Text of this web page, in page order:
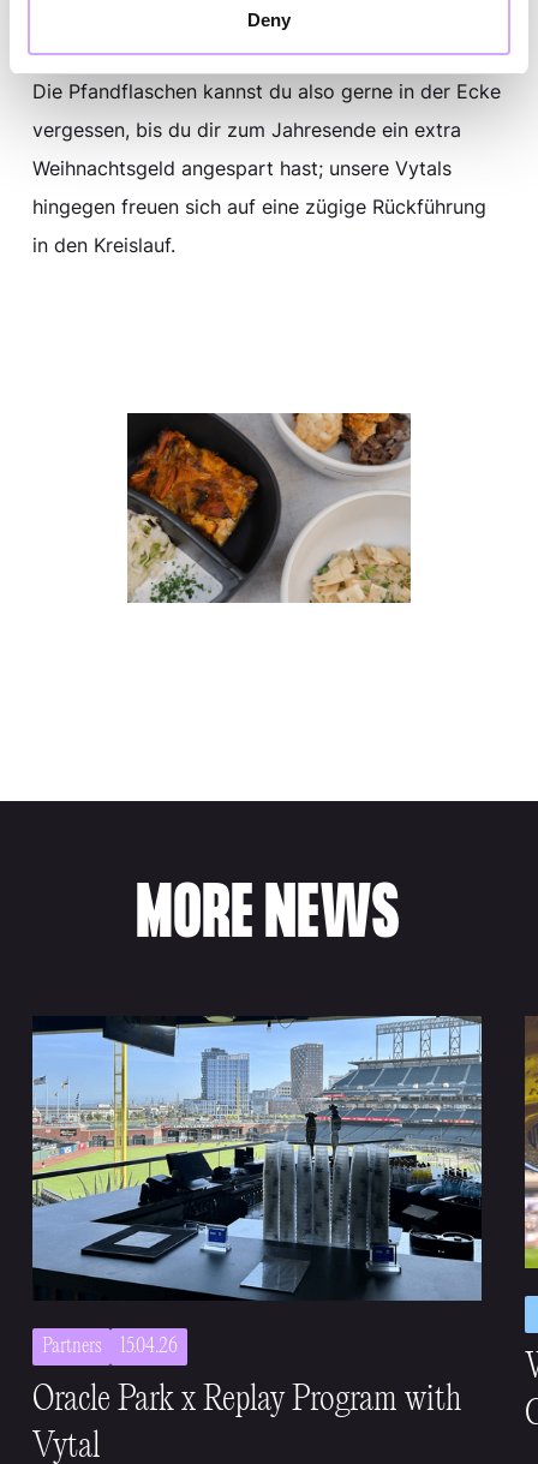
Deny
Rückgabe bei den Partner:innen abgescannt,
gespült und können dann erneut genutzt werden.
Die Pfandflaschen kannst du also gerne in der Ecke
vergessen, bis du dir zum Jahresende ein extra
Weihnachtsgeld angespart hast; unsere Vytals
hingegen freuen sich auf eine zügige Rückführung
in den Kreislauf.
MORE NEWS
Partners 15.04.26
Oracle Park x Replay Program with
Vytal